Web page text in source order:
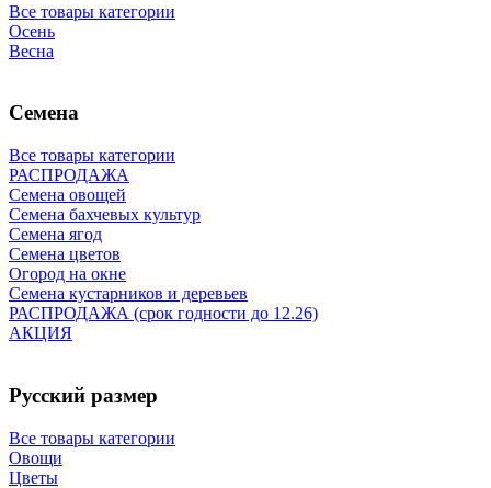
Все товары категории
Осень
Весна
Семена
Все товары категории
РАСПРОДАЖА
Семена овощей
Семена бахчевых культур
Семена ягод
Семена цветов
Огород на окне
Семена кустарников и деревьев
РАСПРОДАЖА (срок годности до 12.26)
АКЦИЯ
Русский размер
Все товары категории
Овощи
Цветы